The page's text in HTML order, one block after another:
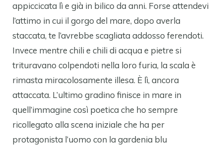
appiccicata lì e già in bilico da anni. Forse attendevi
l’attimo in cui il gorgo del mare, dopo averla
staccata, te l’avrebbe scagliata addosso ferendoti.
Invece mentre chili e chili di acqua e pietre si
trituravano colpendoti nella loro furia, la scala è
rimasta miracolosamente illesa. È lì, ancora
attaccata. L’ultimo gradino finisce in mare in
quell’immagine così poetica che ho sempre
ricollegato alla scena iniziale che ha per
protagonista l’uomo con la gardenia blu